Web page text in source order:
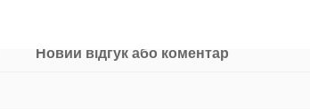
Новий відгук або коментар